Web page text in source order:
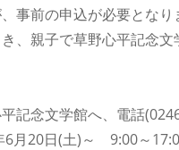
事前の申込が必要となり
、親子で草野心平記念文
記念文学館へ、電話
6月20日(土)～ 9:00～